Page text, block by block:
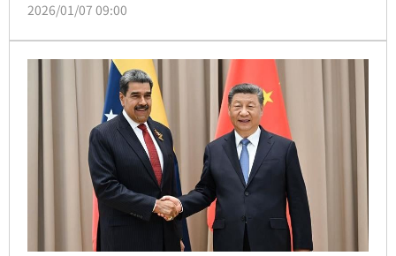
其中談到美國，李咸陽說觀察《風山漸》的卦象跟爻
普抓委內瑞拉總統，驚人相似。
2026/01/07 09:00